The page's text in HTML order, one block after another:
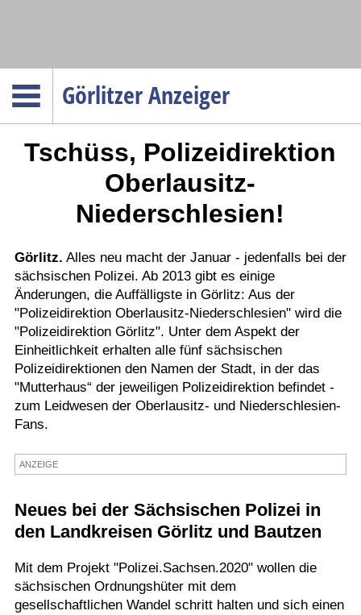
Görlitzer Anzeiger
Menüpunkte
Politik
Wirtschaft
Verkehr
Gesundheit
Kultur
Sport
Termine
Kostenlos
Tschüss, Polizeidirektion
Oberlausitz-
Niederschlesien!
Görlitz. Alles neu macht der Januar - jedenfalls bei der
sächsischen Polizei. Ab 2013 gibt es einige
Änderungen, die Auffälligste in Görlitz: Aus der
"Polizeidirektion Oberlausitz-Niederschlesien" wird die
"Polizeidirektion Görlitz". Unter dem Aspekt der
Einheitlichkeit erhalten alle fünf sächsischen
Polizeidirektionen den Namen der Stadt, in der das
"Mutterhaus“ der jeweiligen Polizeidirektion befindet -
zum Leidwesen der Oberlausitz- und Niederschlesien-
Fans.
ANZEIGE
Neues bei der Sächsischen Polizei in
den Landkreisen Görlitz und Bautzen
Mit dem Projekt "Polizei.Sachsen.2020" wollen die
sächsischen Ordnungshüter mit dem
gesellschaftlichen Wandel schritt halten und sich einen